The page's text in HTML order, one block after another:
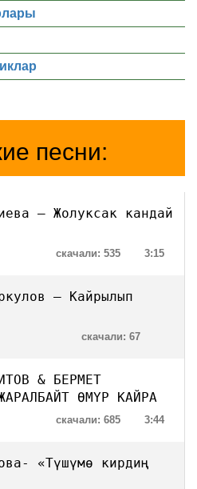
песни:
— Жолуксак кандай
3:15
скачали: 535
— Кайрылып
скачали: 67
& БЕРМЕТ
ӨМҮР КАЙРА
3:44
скачали: 685
«Түшүмө кирдиң